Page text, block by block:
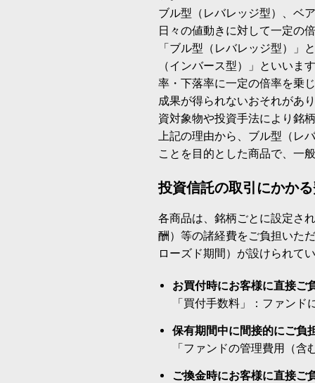
ブル型（レバレッジ型）、ベ
日々の値動きに対して一定の
「ブル型（レバレッジ型）」
（インバース型）」といいま
率・下落率に一定の倍率を乗
成果が得られないおそれがあ
資対象物や投資手法により銘
上記の理由から、ブル型（レ
ことを目的とした商品で、一
投資信託の取引にかか
各商品は、銘柄ごとに設定さ
酬）等の諸経費をご負担いた
ローズド期間）が設けられて
お買付時にお客様に直接ご
「買付手数料」：ファンド
保有期間中に間接的にご負
「ファンドの管理費用（
ご換金時にお客様に直接ご